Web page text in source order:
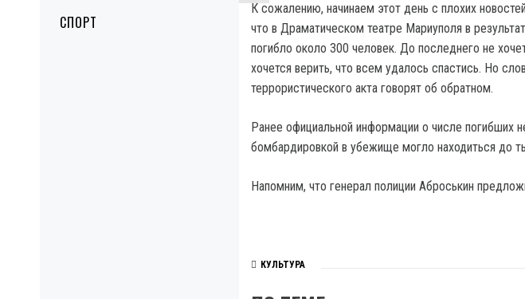
СПОРТ
К сожалению, начинаем этот день с плохих
что в Драматическом театре Мариуполя в
погибло около 300 человек. До последнего не
хочется верить, что всем удалось спастись. Но
террористического акта говорят об обратном.
Ранее официальной информации о числе
бомбардировкой в убежище могло находиться до
Напомним, что генерал полиции Аброськин
КУЛЬТУРА